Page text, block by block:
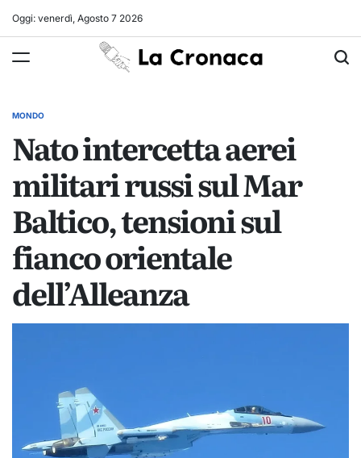
Oggi: venerdì, Agosto 7 2026
La
Cronaca
POSTED
MONDO
Nato intercetta aerei
militari russi sul Mar
Baltico, tensioni sul
fianco orientale
dell’Alleanza